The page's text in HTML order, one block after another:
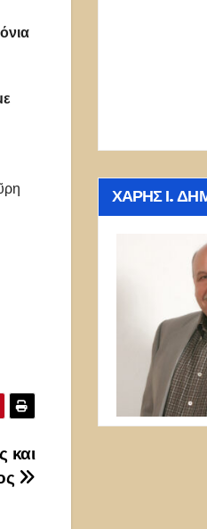
και
ΧΆΡΗΣ Ι.